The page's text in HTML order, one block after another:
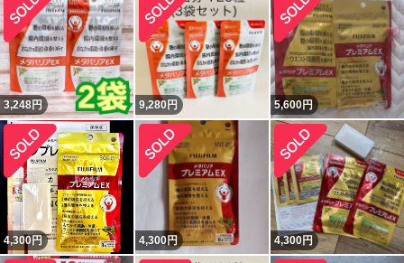
3,248円 9,280 円 5,600円
4,300円 4,300円 4,300円